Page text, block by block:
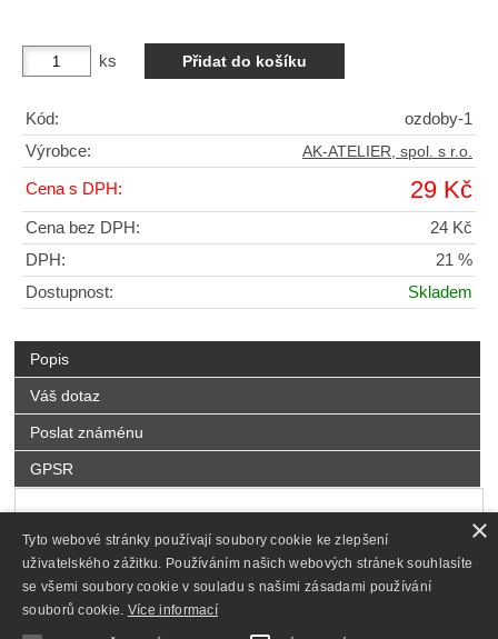
ks
Kód:
ozdoby-1
Výrobce:
AK-ATELIER, spol. s r.o.
Cena s DPH: 29 Kč
Cena bez DPH:
24 Kč
DPH:
21 %
Dostupnost:
Skladem
Popis
Váš dotaz
Poslat známénu
GPSR
Vinylová samolepicí etiketas laminací povrchu. Vánoční
dekorace.
Český výrobek.
×
Tyto webové stránky používají soubory cookie ke zlepšení
uživatelského zážitku. Používáním našich webových stránek souhlasíte
se všemi soubory cookie v souladu s našimi zásadami používání
souborů cookie. Více informací